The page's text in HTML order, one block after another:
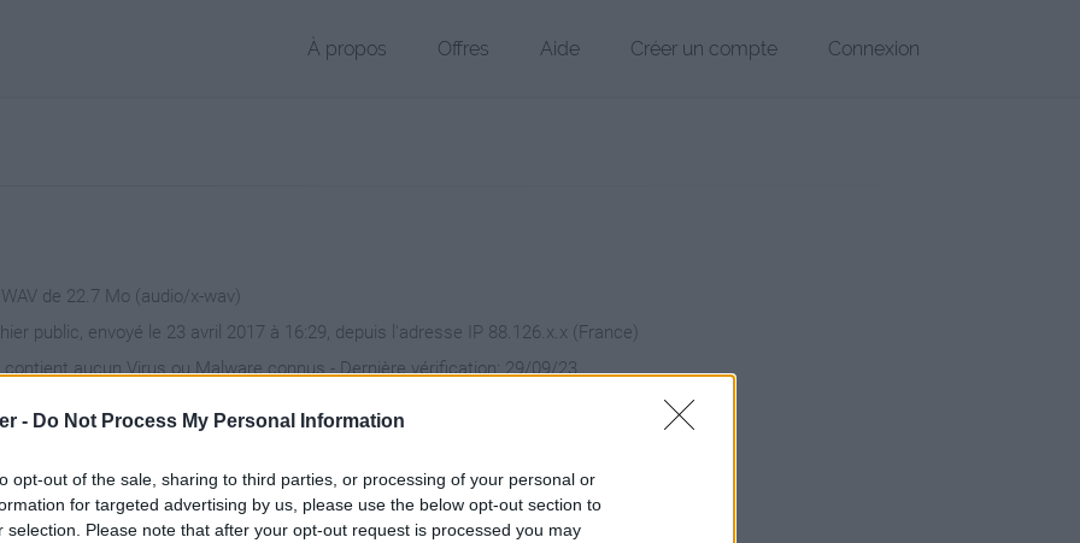
- Do Not Process My Personal Information
opt-out of the sale, sharing to third parties, or processing of your personal or
for targeted advertising by us, please use the below opt-out section to
selection. Please note that after your opt-out request is processed you may
À propos Offres Aide Créer un compte Connexion
de 22.7 Mo (audio/x-wav)
public, envoyé le 23 avril 2017 à 16:29, depuis l'adresse IP 88.126.x.x (France)
contient aucun Virus ou Malware connus - Dernière vérification: 29/09/23